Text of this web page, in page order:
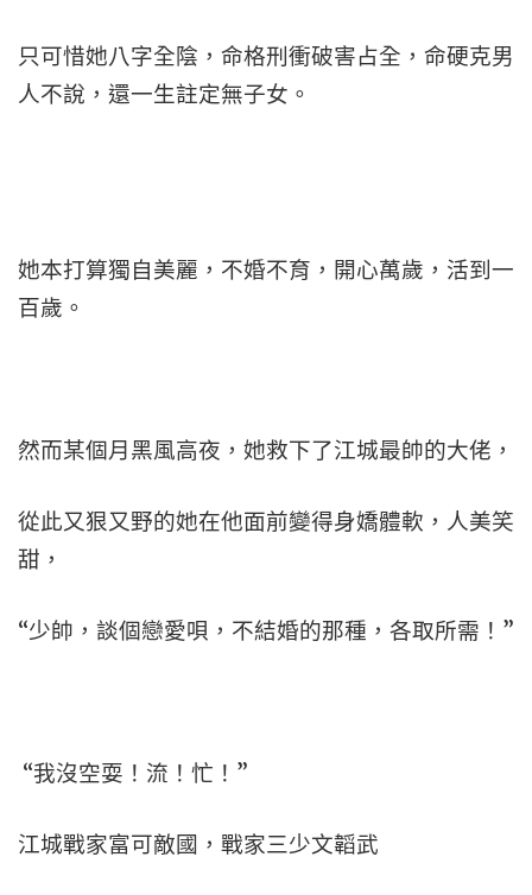
只可惜她八字全陰，命格刑衝破害占全，命硬克男
人不說，還一生註定無子女。
她本打算獨自美麗，不婚不育，開心萬歲，活到一
百歲。
然而某個月黑風高夜，她救下了江城最帥的大佬，
從此又狠又野的她在他面前變得身嬌體軟，人美笑
甜，
“少帥，談個戀愛唄，不結婚的那種，各取所需！”
“我沒空耍！流！忙！”
江城戰家富可敵國，戰家三少文韜武